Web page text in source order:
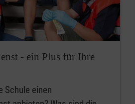
- ein Plus für Ihre
Schule einen